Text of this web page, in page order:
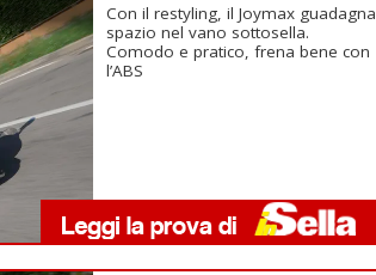
Con il restyling, il Joymax guadagna
spazio nel vano sottosella.
Comodo e pratico, frena bene con
l’ABS